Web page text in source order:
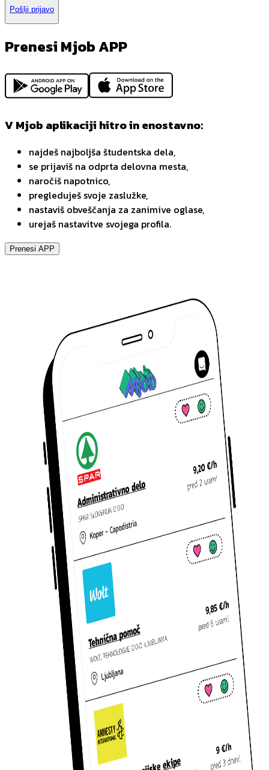
Pošlji prijavo
Prenesi Mjob APP
V Mjob aplikaciji hitro in enostavno:
najdeš najboljša študentska dela,
se prijaviš na odprta delovna mesta,
naročiš napotnico,
pregleduješ svoje zaslužke,
nastaviš obveščanja za zanimive oglase,
urejaš nastavitve svojega profila.
Prenesi APP